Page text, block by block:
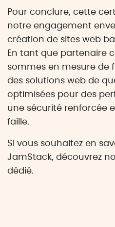
Pour conclure, cette
notre engagement
création de sites web
En tant que partenaire
sommes en mesure de
des solutions web de
optimisées pour des
une sécurité renforcée
faille.
Si vous souhaitez en
JamStack, découvrez
dédié.